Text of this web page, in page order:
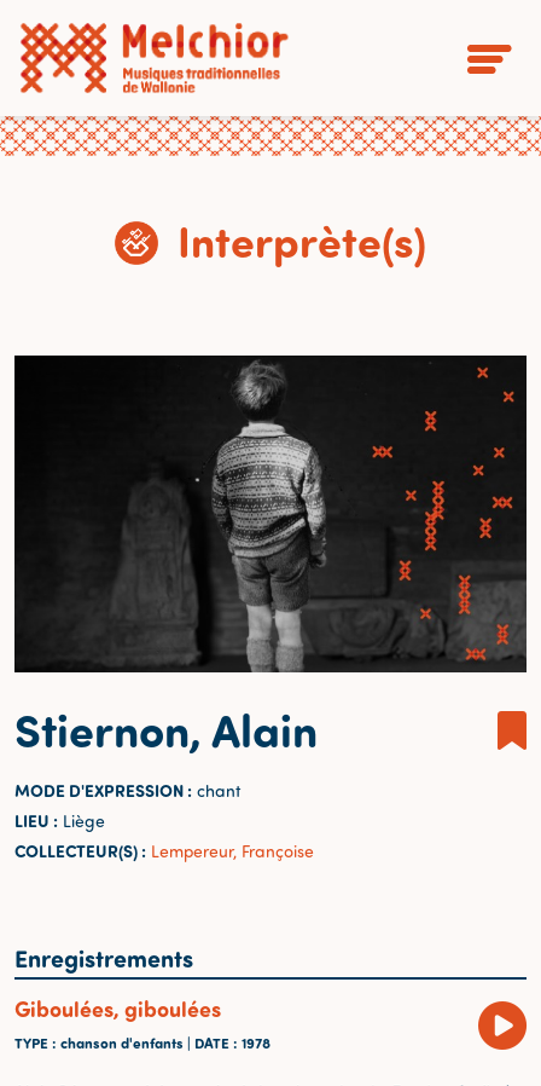
Interprète(s)
Stiernon, Alain
MODE D'EXPRESSION : chant
LIEU : Liège
COLLECTEUR(S) : Lempereur, Françoise
Enregistrements
Giboulées, giboulées
TYPE : chanson d'enfants | DATE : 1978